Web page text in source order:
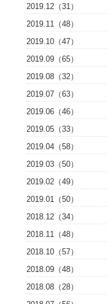
2019.12（31）
2019.11（48）
2019.10（47）
2019.09（65）
2019.08（32）
2019.07（63）
2019.06（46）
2019.05（33）
2019.04（58）
2019.03（50）
2019.02（49）
2019.01（50）
2018.12（34）
2018.11（48）
2018.10（57）
2018.09（48）
2018.08（28）